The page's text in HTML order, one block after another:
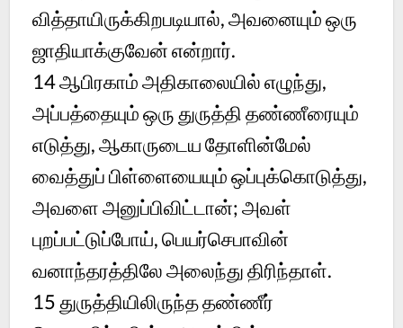
வித்தாயிருக்கிறபடியால், அவனையும் ஒரு
ஜாதியாக்குவேன் என்றார்.
14ஆபிரகாம் அதிகாலையில் எழுந்து,
அப்பத்தையும் ஒரு துருத்தி தண்ணீரையும்
எடுத்து, ஆகாருடைய தோளின்மேல்
வைத்துப் பிள்ளையையும் ஒப்புக்கொடுத்து,
அவளை அனுப்பிவிட்டான்; அவள்
புறப்பட்டுப்போய், பெயர்செபாவின்
வனாந்தரத்திலே அலைந்து திரிந்தாள்.
15துருத்தியிலிருந்த தண்ணீர்